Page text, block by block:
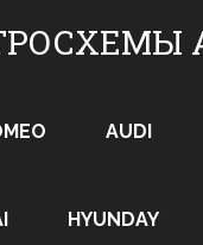
AUDI
HYUNDAY